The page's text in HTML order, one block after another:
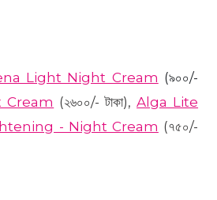
Light Night Cream (৯০০/-
Cream (২৬০০/- টাকা),Alga Lite
- Night Cream (৭৫০/-